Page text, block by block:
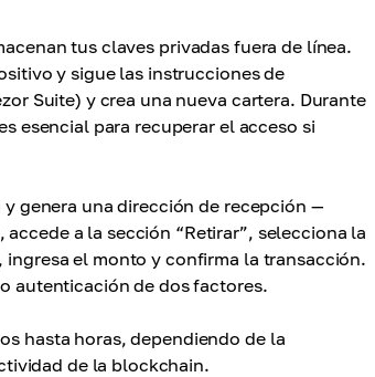
tus claves privadas fuera de línea.
y sigue las instrucciones de
Suite) y crea una nueva cartera. Durante
esencial para recuperar el acceso si
genera una dirección de recepción —
a la sección “Retirar”, selecciona la
el monto y confirma la transacción.
autenticación de dos factores.
hasta horas, dependiendo de la
de la blockchain.